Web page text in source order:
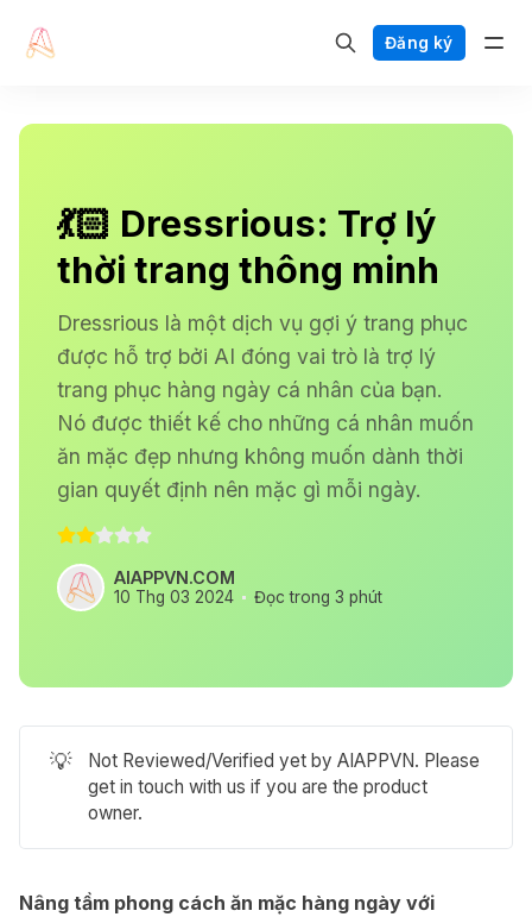
Đăng ký
💃🏻 Dressrious: Trợ lý
thời trang thông minh
Dressrious là một dịch vụ gợi ý trang phục
được hỗ trợ bởi AI đóng vai trò là trợ lý
trang phục hàng ngày cá nhân của bạn.
Nó được thiết kế cho những cá nhân muốn
ăn mặc đẹp nhưng không muốn dành thời
gian quyết định nên mặc gì mỗi ngày.
AIAPPVN.COM
10 Thg 03 2024 Đọc trong 3 phút
💡
Not Reviewed/Verified yet by AIAPPVN. Please
get in touch with us if you are the product
owner.
Nâng tầm phong cách ăn mặc hàng ngày với